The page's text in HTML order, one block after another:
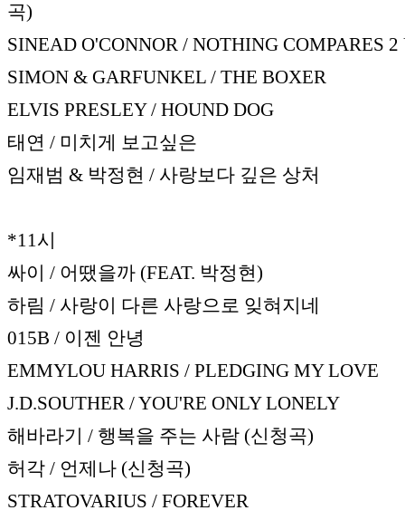
곡)
SINEAD O'CONNOR / NOTHING COMPARES 2
SIMON & GARFUNKEL / THE BOXER
ELVIS PRESLEY / HOUND DOG
태연 / 미치게 보고싶은
임재범 & 박정현 / 사랑보다 깊은 상처
*11시
싸이 / 어땠을까 (FEAT. 박정현)
하림 / 사랑이 다른 사랑으로 잊혀지네
015B / 이젠 안녕
EMMYLOU HARRIS / PLEDGING MY LOVE
J.D.SOUTHER / YOU'RE ONLY LONELY
해바라기 / 행복을 주는 사람 (신청곡)
허각 / 언제나 (신청곡)
STRATOVARIUS / FOREVER